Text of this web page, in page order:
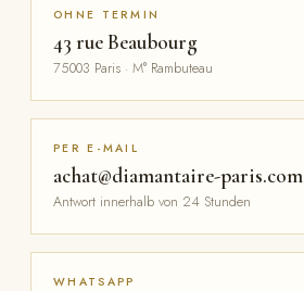
OHNE TERMIN
43 rue Beaubourg
75003 Paris · M° Rambuteau
PER E-MAIL
achat@diamantaire-paris.com
Antwort innerhalb von 24 Stunden
WHATSAPP